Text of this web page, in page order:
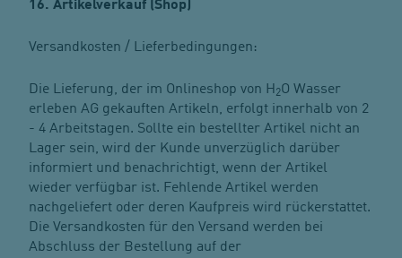
16. Artikelverkauf (Shop)
Versandkosten / Lieferbedingungen:
Die Lieferung, der im Onlineshop von H 2O Wasser
erleben AG gekauften Artikeln, erfolgt innerhalb von 2
- 4 Arbeitstagen. Sollte ein bestellter Artikel nicht an
Lager sein, wird der Kunde unverzüglich darüber
informiert und benachrichtigt, wenn der Artikel
wieder verfügbar ist. Fehlende Artikel werden
nachgeliefert oder deren Kaufpreis wird rückerstattet.
Die Versandkosten für den Versand werden bei
Abschluss der Bestellung auf der